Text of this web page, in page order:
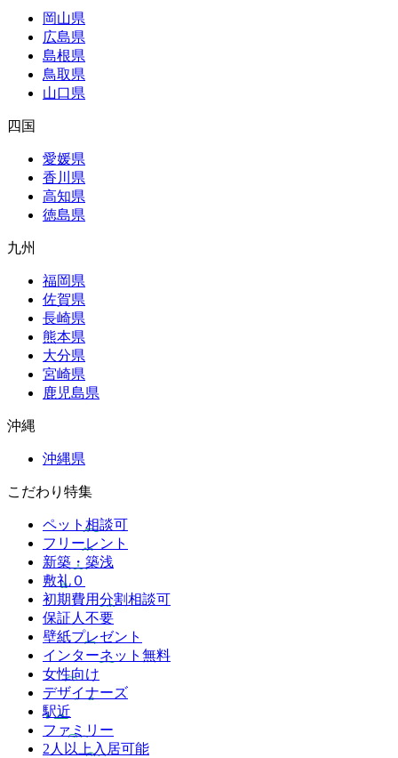
岡山県
広島県
島根県
鳥取県
山口県
四国
愛媛県
香川県
高知県
徳島県
九州
福岡県
佐賀県
長崎県
熊本県
大分県
宮崎県
鹿児島県
沖縄
沖縄県
こだわり特集
ペット相談可
フリーレント
新築・築浅
敷礼０
初期費用分割相談可
保証人不要
壁紙プレゼント
インターネット無料
女性向け
デザイナーズ
駅近
ファミリー
2人以上入居可能